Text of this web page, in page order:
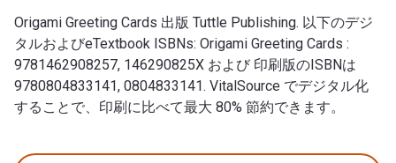
Origami Greeting Cards 出版 Tuttle Publishing. 以下のデジ
タルおよびeTextbook ISBNs: Origami Greeting Cards :
9781462908257, 146290825X および 印刷版のISBNは
9780804833141, 0804833141. VitalSource でデジタル化
することで、印刷に比べて最大 80% 節約できます。